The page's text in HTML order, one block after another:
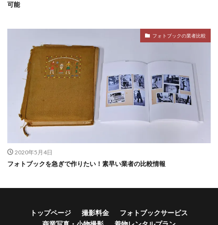
可能
フォトブックの業者比較
2020年5月4日
フォトブックを急ぎで作りたい！素早い業者の比較情報
トップページ 撮影料金
フォトブックサービス